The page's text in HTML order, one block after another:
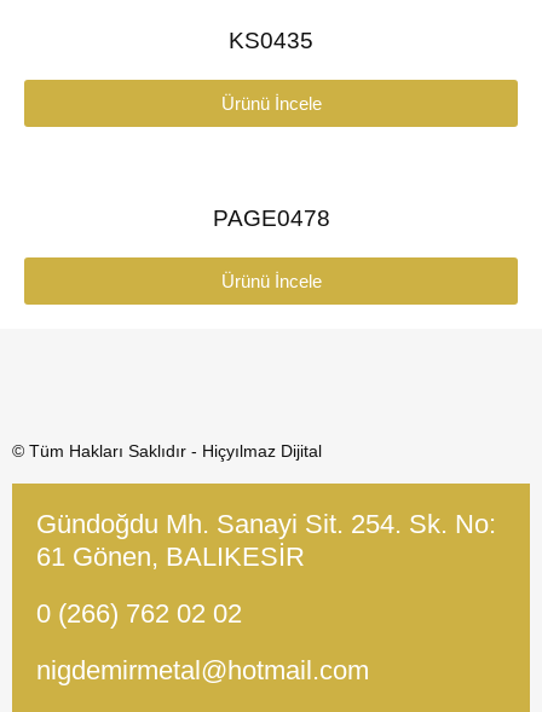
KS0435
Ürünü İncele
PAGE0478
Ürünü İncele
© Tüm Hakları Saklıdır - Hiçyılmaz Dijital
Gündoğdu Mh. Sanayi Sit. 254. Sk. No:
61 Gönen, BALIKESİR
0 (266) 762 02 02
nigdemirmetal@hotmail.com